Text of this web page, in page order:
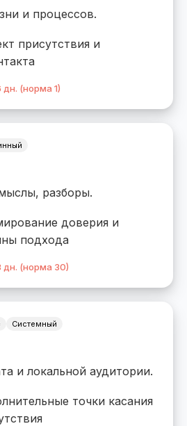
и процессов.
присутствия и
дн. (норма 1)
разборы.
доверия и
подхода
дн. (норма 30)
Системный
и локальной аудитории.
точки касания